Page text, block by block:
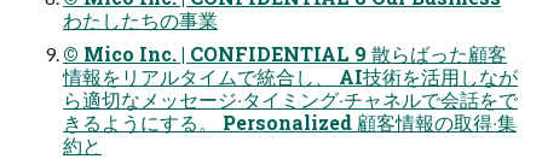
わたしたちの事業
© Mico Inc. | CONFIDENTIAL 9 散らばった顧客
情報をリアルタイムで統合し、 AI技術を活⽤しなが
ら適切なメッセージ‧タイミング‧チャネルで会話をで
きるようにする。 Personalized 顧客情報の取得‧集
約と